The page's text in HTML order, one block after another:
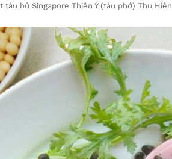
tàu hủ Singapore Thiên Ý (tàu phớ) Thu Hiên